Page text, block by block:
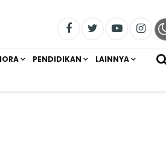
PENDIDIKAN LAINNYA